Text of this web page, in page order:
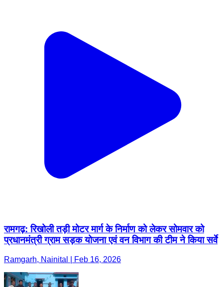
रामगढ़: रिखोली तड़ी मोटर मार्ग के निर्माण को लेकर सोमवार को
प्रधानमंत्री ग्राम सड़क योजना एवं वन विभाग की टीम ने किया सर्वे
Ramgarh, Nainital | Feb 16, 2026